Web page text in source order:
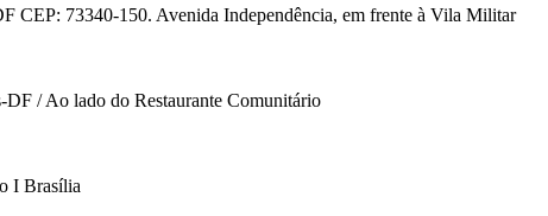
CEP: 73340-150. Avenida Independência, em frente à Vila Militar
DF / Ao lado do Restaurante Comunitário
I Brasília